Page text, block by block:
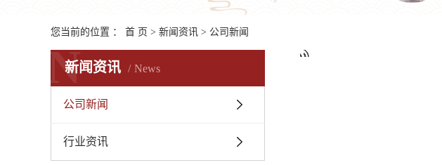
您当前的位置 ： 首 页 > 新闻资讯 > 公司新闻
新闻资讯 News
N
公司新闻
行业资讯